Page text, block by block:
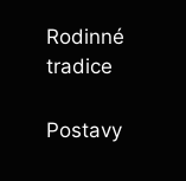
Rodinné
tradice
Postavy